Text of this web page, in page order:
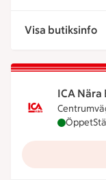
Visa butiksinfo
ICA Nära
ICA Nära
Öppet